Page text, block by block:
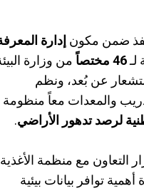
ضمن مكون إدارة
لـ46 مختصاً من وزارة
عن بُعد، ونظم
والمعدات معاً منظومة
لرصد تدهور الأراضي.
التعاون مع منظمة الأغذية
توافر بيانات بيئية